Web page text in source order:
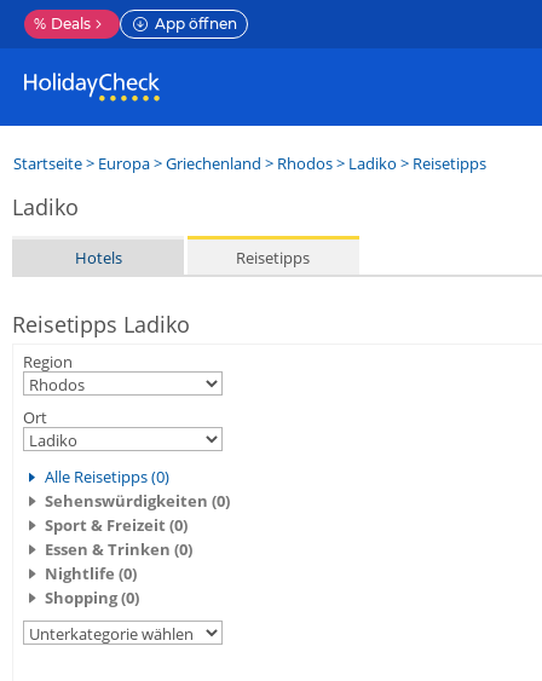
% Deals App öffnen
Startseite> Europa>Griechenland > Rhodos> Ladiko > Reisetipps
Ladiko
Hotels Reisetipps
Reisetipps Ladiko
Region
Ort
Alle Reisetipps (0)
Sehenswürdigkeiten (0)
Sport & Freizeit (0)
Essen & Trinken (0)
Nightlife (0)
Shopping (0)